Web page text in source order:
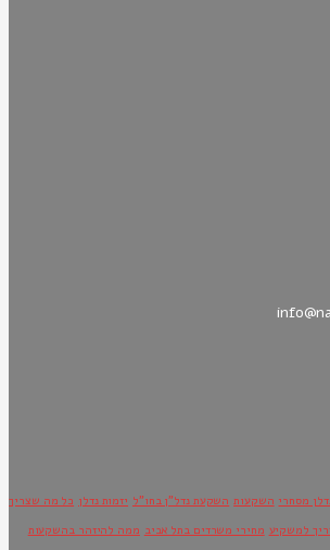
מסחרי השקעות השקעת נדל"ן בחו"ל יזמות נדלן כל מה שצריך
למשקיע מחירי משרדים בתל אביב ממה להיזהר בהשקעות